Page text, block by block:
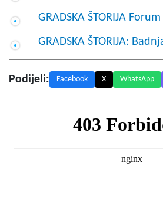
GRADSKA ŠTORIJA
GRADSKA ŠTORIJA:
Podijeli: Facebook X WhatsApp